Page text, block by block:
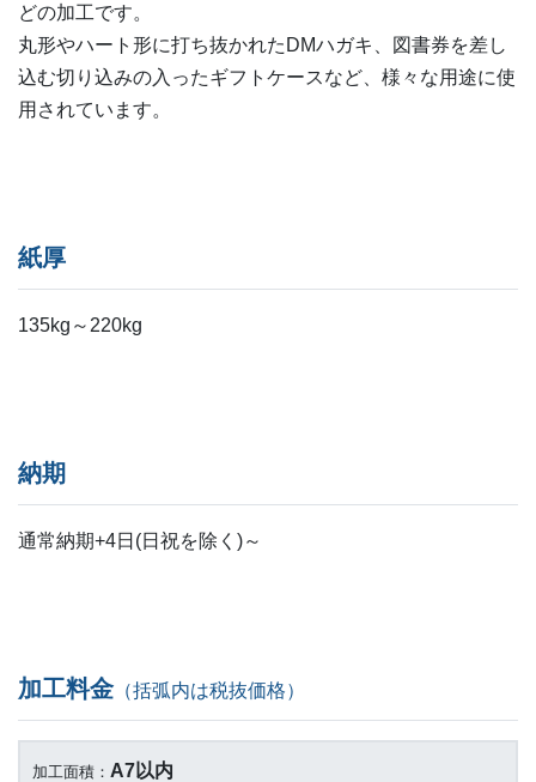
どの加工です。
丸形やハート形に打ち抜かれたDMハガキ、図書券を差し
込む切り込みの入ったギフトケースなど、様々な用途に使
用されています。
紙厚
135kg～220kg
納期
通常納期+4日(日祝を除く)～
加工料金（括弧内は税抜価格）
加工面積： A7以内